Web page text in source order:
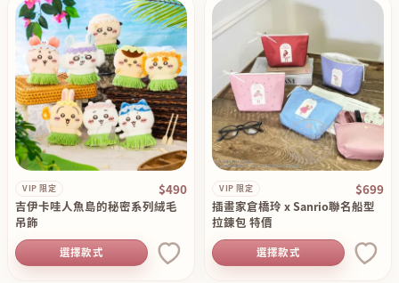
VIP 限定 $490
吉伊卡哇人魚島的秘密系列絨毛
吊飾
選擇款式
VIP 限定 $699
插畫家倉橋玲 x Sanrio聯名船型
拉錬包 特價
選擇款式